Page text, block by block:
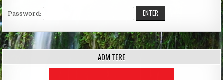
Password:
ADMITERE